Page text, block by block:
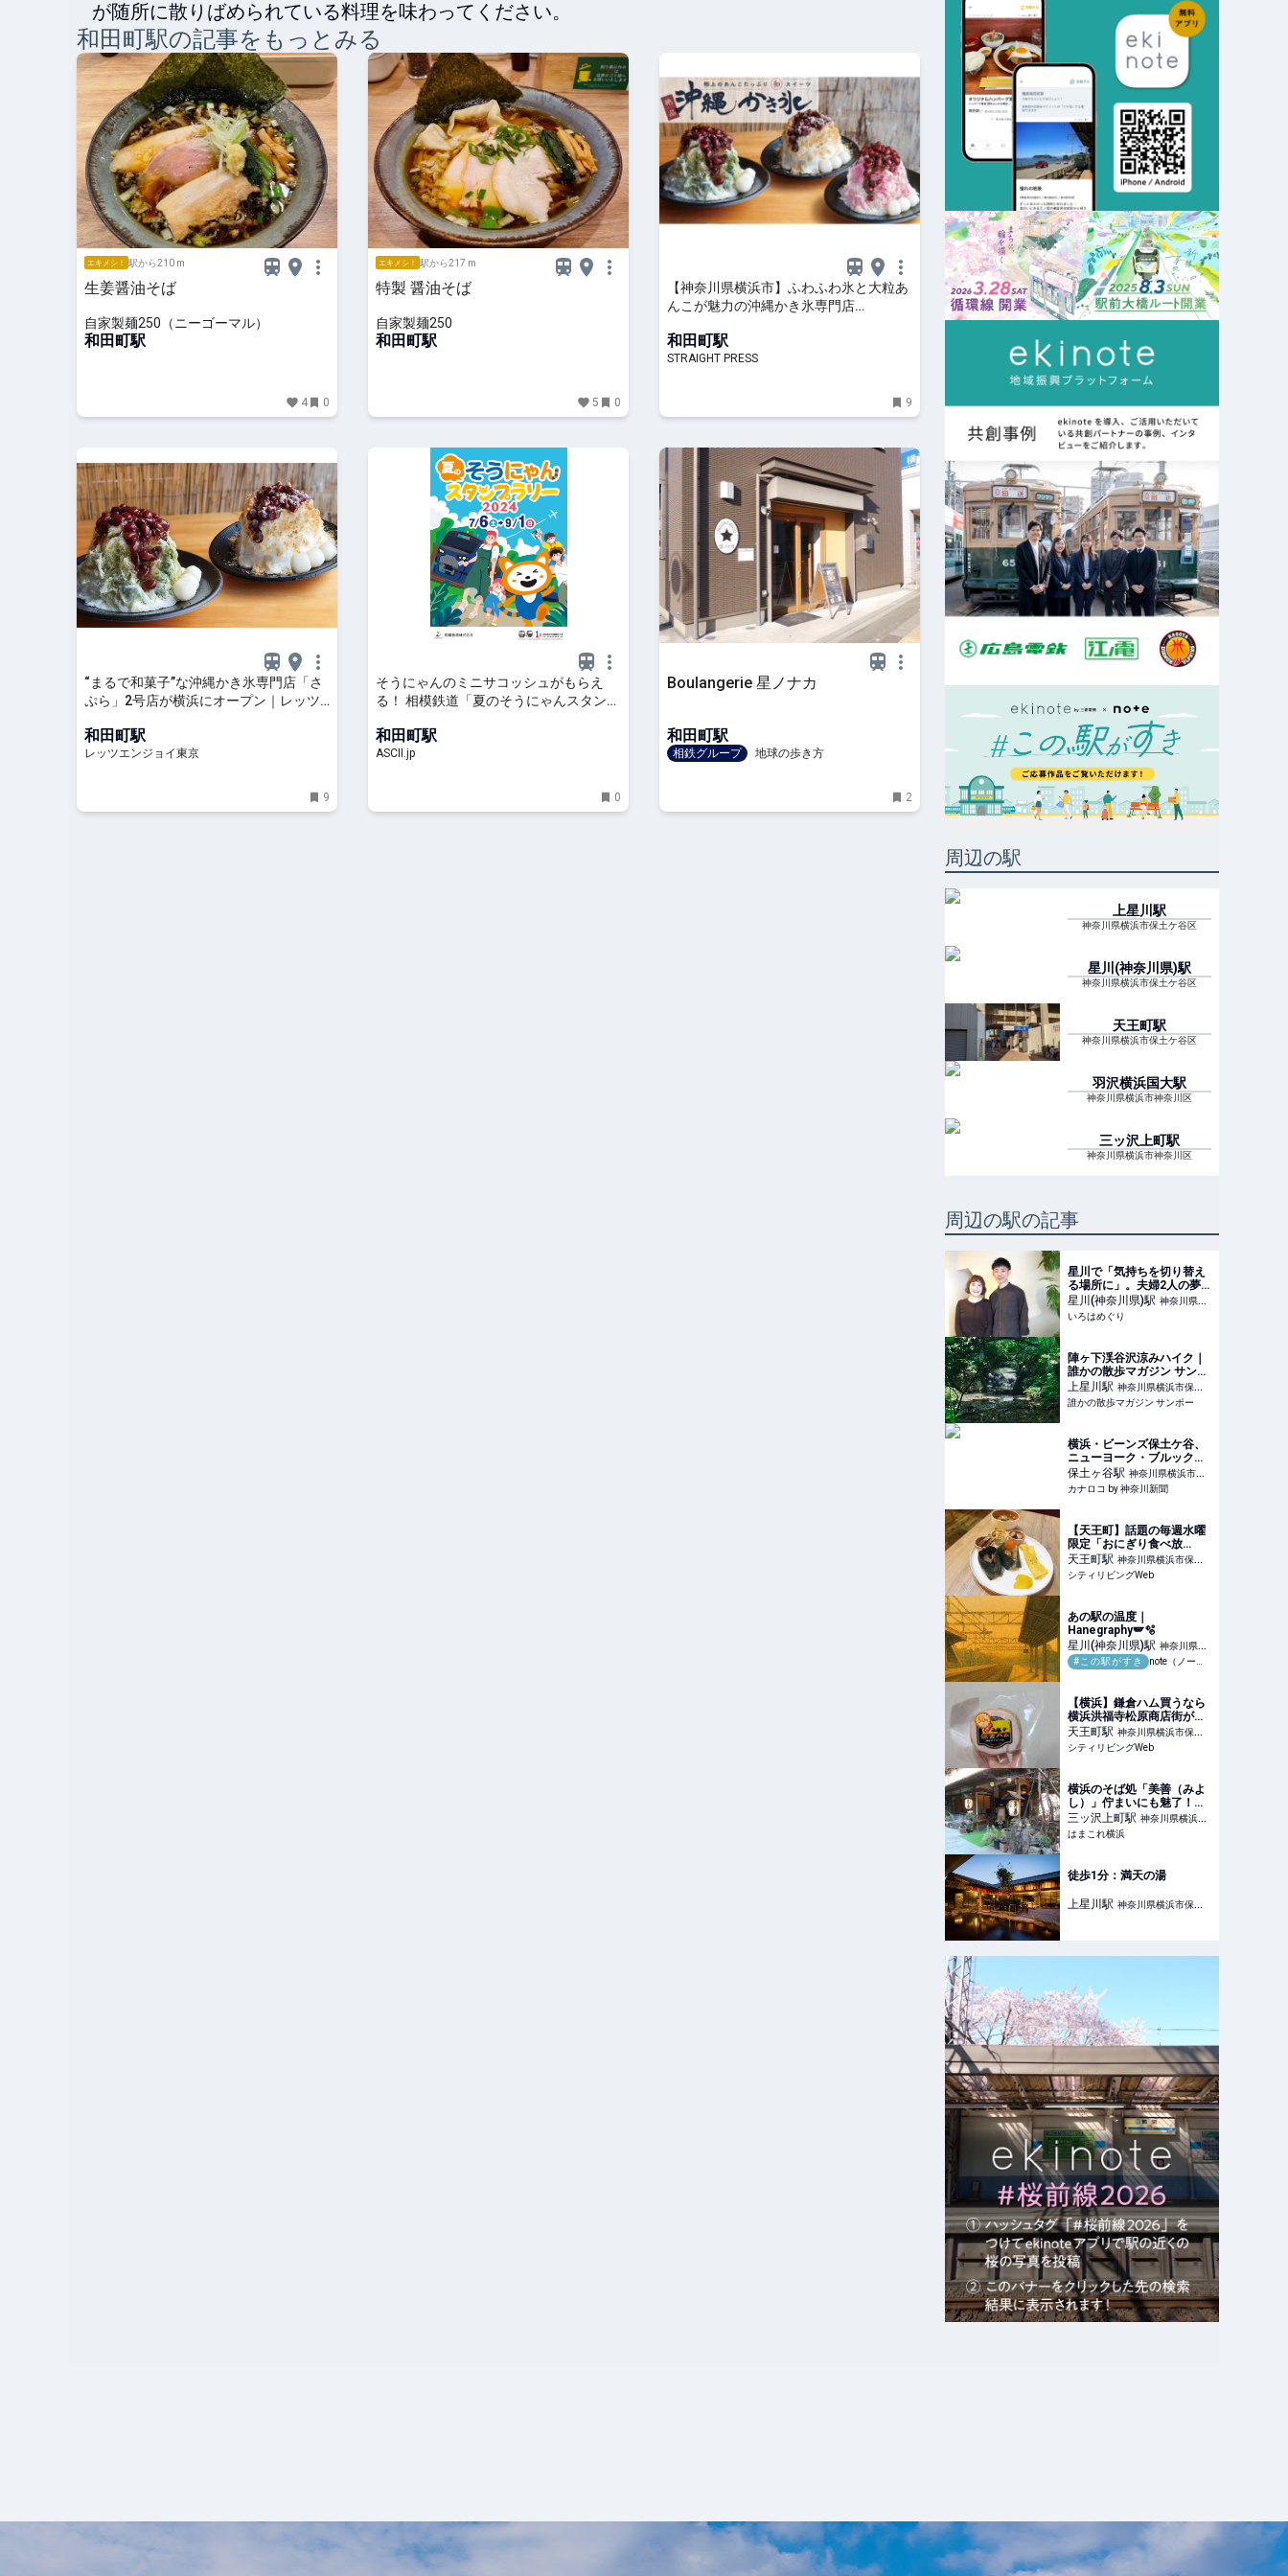
が随所に散りばめられている料理を味わってください。
和田町駅の記事をもっとみる
エキメシ！ 駅から210 m
生姜醤油そば
自家製麺250（ニーゴーマル）
和田町駅
4 0
エキメシ！ 駅から217 m
特製 醤油そば
自家製麺250
和田町駅
5 0
【神奈川県横浜市】ふわふわ氷と大粒あ
んこが魅力の沖縄かき氷専門店
和田町駅
STRAIGHT PRESS
9
“まるで和菓子”な沖縄かき氷専門店「さ
ぷら」2号店が横浜にオープン｜レッツ
和田町駅
レッツエンジョイ東京
9
そうにゃんのミニサコッシュがもらえ
る！ 相模鉄道「夏のそうにゃんスタンプ
和田町駅
ASCII.jp
0
Boulangerie 星ノナカ
和田町駅
相鉄グループ 地球の歩き方
2
周辺の駅
上星川駅
神奈川県横浜市保土ケ谷区
星川(神奈川県)駅
神奈川県横浜市保土ケ谷区
天王町駅
神奈川県横浜市保土ケ谷区
羽沢横浜国大駅
神奈川県横浜市神奈川区
三ッ沢上町駅
神奈川県横浜市神奈川区
周辺の駅の記事
星川で「気持ちを切り替え
る場所に」。夫婦2人の夢
を叶えた、グルテンフリー
のバスクチーズケーキが人
気の「メリハリベイク」 -
星川(神奈川県)駅 神奈川県横
浜市保土ケ谷区
いろはめぐり
陣ヶ下渓谷沢涼みハイク｜
誰かの散歩マガジン サンポ
ー
上星川駅 神奈川県横浜市保土
ケ谷区
誰かの散歩マガジン サンポー
横浜・ビーンズ保土ケ谷、
ニューヨーク・ブルックリ
ンベーカリーが出店 | カナ
ロコ by 神奈川新聞
保土ヶ谷駅 神奈川県横浜市保
土ケ谷区
カナロコ by 神奈川新聞
【天王町】話題の毎週水曜
限定「おにぎり食べ放
題」！ できたて提供をどれ
だけ食べられた？｜シティ
リビングWeb
天王町駅 神奈川県横浜市保土
ケ谷区
シティリビングWeb
あの駅の温度｜
Hanegraphy🪽🫧
星川(神奈川県)駅 神奈川県横
浜市保土ケ谷区
#この駅がすき note（ノート）
【横浜】鎌倉ハム買うなら
横浜洪福寺松原商店街が神
コスパ！｜シティリビング
Web
天王町駅 神奈川県横浜市保土
ケ谷区
シティリビングWeb
横浜のそば処「美善（みよ
し）」佇まいにも魅了！細
め蕎麦と上品美味の天ぷら
味わう週末ランチ | はまこ
れ横浜
三ッ沢上町駅 神奈川県横浜市
神奈川区
はまこれ横浜
徒歩1分：満天の湯
上星川駅 神奈川県横浜市保土